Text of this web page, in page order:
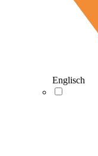
Englisch